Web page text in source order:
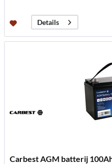
Details
Carbest AGM batterij